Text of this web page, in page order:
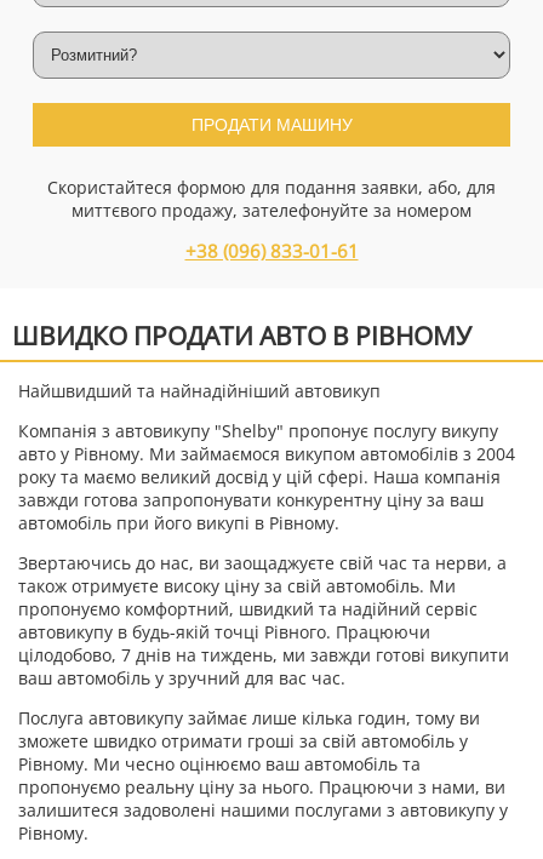
ПРОДАТИ МАШИНУ
Скористайтеся формою для подання заявки, або, для
миттєвого продажу, зателефонуйте за номером
+38 (096) 833-01-61
ШВИДКО ПРОДАТИ АВТО В РІВНОМУ
Найшвидший та найнадійніший автовикуп
Компанія з автовикупу "Shelby" пропонує послугу викупу
авто у Рівному. Ми займаємося викупом автомобілів з 2004
року та маємо великий досвід у цій сфері. Наша компанія
завжди готова запропонувати конкурентну ціну за ваш
автомобіль при його викупі в Рівному.
Звертаючись до нас, ви заощаджуєте свій час та нерви, а
також отримуєте високу ціну за свій автомобіль. Ми
пропонуємо комфортний, швидкий та надійний сервіс
автовикупу в будь-якій точці Рівного. Працюючи
цілодобово, 7 днів на тиждень, ми завжди готові викупити
ваш автомобіль у зручний для вас час.
Послуга автовикупу займає лише кілька годин, тому ви
зможете швидко отримати гроші за свій автомобіль у
Рівному. Ми чесно оцінюємо ваш автомобіль та
пропонуємо реальну ціну за нього. Працюючи з нами, ви
залишитеся задоволені нашими послугами з автовикупу у
Рівному.